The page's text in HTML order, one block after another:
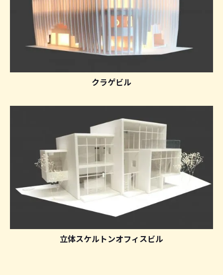
クラゲビル
立体スケルトンオフィスビル